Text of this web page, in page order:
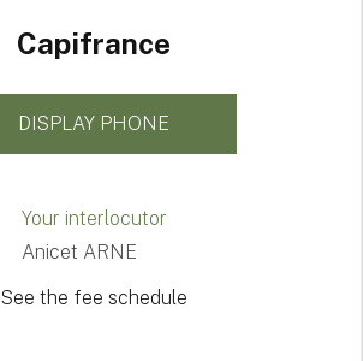
Capifrance
DISPLAY PHONE
Your interlocutor
Anicet ARNE
See the fee schedule